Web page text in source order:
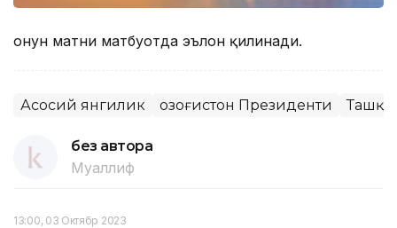
Қонун матни матбуотда эълон қилинади.
Асосий янгилик Қозоғистон Президенти Ташқи
без автора
Муаллиф
13:00, 03 Октябр 2023